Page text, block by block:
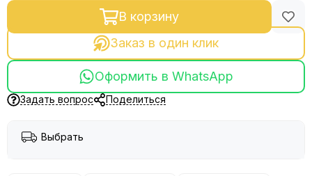
В корзину
Заказ в один клик
Оформить в WhatsApp
Задать вопрос Поделиться
Выбрать